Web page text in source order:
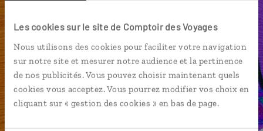
Les cookies sur le site de Comptoir des Voyages
Nous utilisons des cookies pour faciliter votre navigation
sur notre site et mesurer notre audience et la pertinence
de nos publicités. Vous pouvez choisir maintenant quels
cookies vous acceptez. Vous pourrez modifier vos choix en
cliquant sur « gestion des cookies » en bas de page.
Cancun Caraïbes Chichen Itza
Amérique centrale